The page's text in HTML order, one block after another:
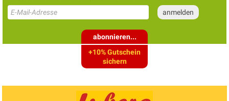
abonnieren...
+10% Gutschein
sichern